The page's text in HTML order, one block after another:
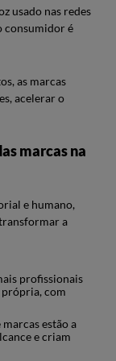
usado nas redes
consumidor é
as marcas
acelerar o
marcas na
e humano,
a
profissionais
com
estão a
e criam